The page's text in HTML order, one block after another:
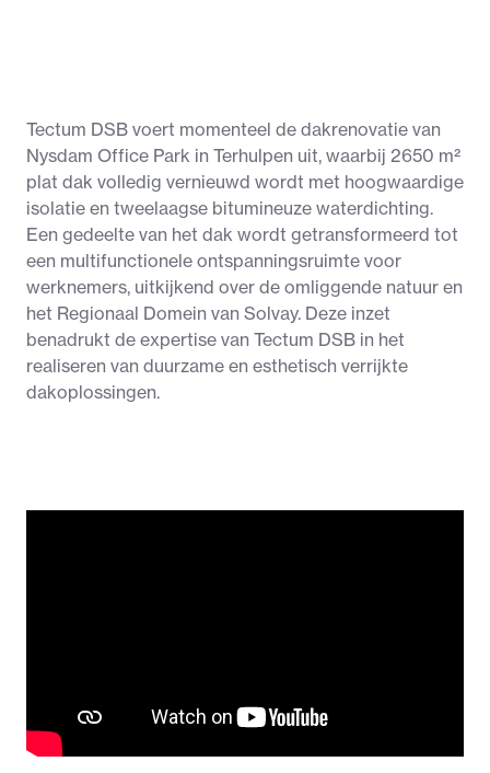
Tectum DSB voert momenteel de dakrenovatie van
Nysdam Office Park in Terhulpen uit, waarbij 2650 m²
plat dak volledig vernieuwd wordt met hoogwaardige
isolatie en tweelaagse bitumineuze waterdichting.
Een gedeelte van het dak wordt getransformeerd tot
een multifunctionele ontspanningsruimte voor
werknemers, uitkijkend over de omliggende natuur en
het Regionaal Domein van Solvay. Deze inzet
benadrukt de expertise van Tectum DSB in het
realiseren van duurzame en esthetisch verrijkte
dakoplossingen.